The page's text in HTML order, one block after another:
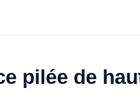
pilée de